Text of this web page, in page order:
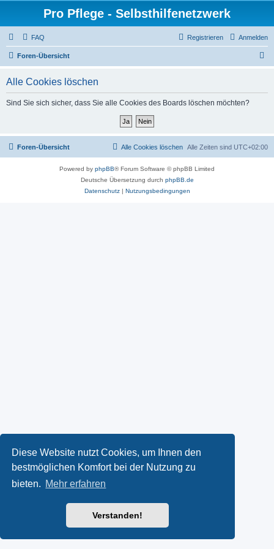
Diese Website nutzt Cookies, um Ihnen den
bestmöglichen Komfort bei der Nutzung zu
bieten. Mehr erfahren
Verstanden!
Pro Pflege - Selbsthilfenetzwerk
FAQ Anmelden
Registrieren
Foren-Übersicht
Alle Cookies löschen
Sind Sie sich sicher, dass Sie alle Cookies des Boards löschen möchten?
Foren-Übersicht Alle Zeiten sind UTC+02:00
Alle Cookies löschen
Powered by phpBB® Forum Software © phpBB Limited
Deutsche Übersetzung durch phpBB.de
Datenschutz| Nutzungsbedingungen